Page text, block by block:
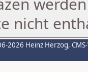
nicht
2026 Heinz Herzog,